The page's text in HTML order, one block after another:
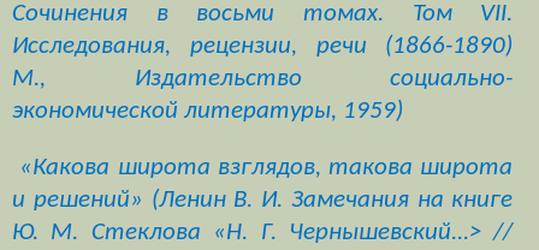
Сочинения в восьми томах. Том VII.
Исследования, рецензии, речи (1866-1890)
М., Издательство социально-
экономической литературы, 1959)
«Какова широта взглядов, такова широта
и решений» (Ленин В. И. Замечания на книге
Ю. М. Стеклова «Н. Г. Чернышевский...> //